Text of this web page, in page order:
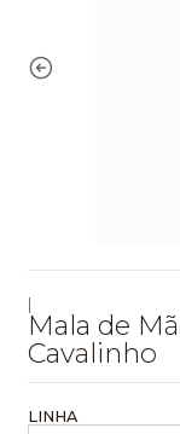
Mala de
Cavalinho
LINHA